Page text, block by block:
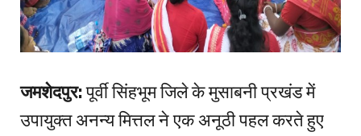
जमशेदपुर:पूर्वी सिंहभूम जिले के मुसाबनी प्रखंड में
उपायुक्त अनन्य मित्तल ने एक अनूठी पहल करते हुए